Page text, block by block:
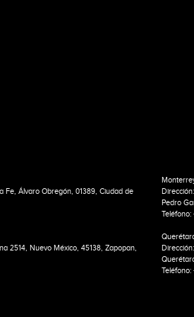
Fe, Álvaro Obregón, 01389, Ciudad de
2514, Nuevo México, 45138, Zapopan,
Pedro
Teléfono:
Teléfono: